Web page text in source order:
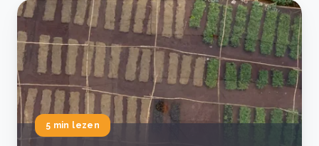
5 min lezen